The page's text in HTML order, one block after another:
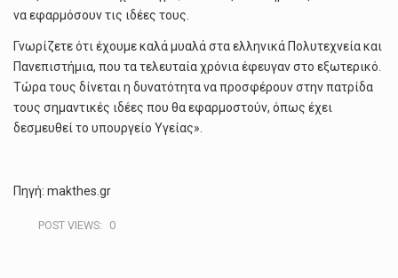
να εφαρμόσουν τις ιδέες τους.
Γνωρίζετε ότι έχουμε καλά μυαλά στα ελληνικά Πολυτεχνεία και
Πανεπιστήμια, που τα τελευταία χρόνια έφευγαν στο εξωτερικό.
Τώρα τους δίνεται η δυνατότητα να προσφέρουν στην πατρίδα
τους σημαντικές ιδέες που θα εφαρμοστούν, όπως έχει
δεσμευθεί το υπουργείο Υγείας».
Πηγή: makthes.gr
POST VIEWS: 0